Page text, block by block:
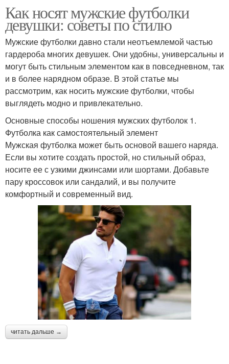
Как носят мужские футболки
девушки: советы по стилю
Мужские футболки давно стали неотъемлемой частью
гардероба многих девушек. Они удобны, универсальны и
могут быть стильным элементом как в повседневном, так
и в более нарядном образе. В этой статье мы
рассмотрим, как носить мужские футболки, чтобы
выглядеть модно и привлекательно.
Основные способы ношения мужских футболок 1.
Футболка как самостоятельный элемент
Мужская футболка может быть основой вашего наряда.
Если вы хотите создать простой, но стильный образ,
носите ее с узкими джинсами или шортами. Добавьте
пару кроссовок или сандалий, и вы получите
комфортный и современный вид.
читать дальше →